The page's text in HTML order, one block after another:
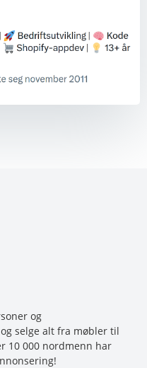
og
selge alt fra møbler til
10 000 nordmenn har